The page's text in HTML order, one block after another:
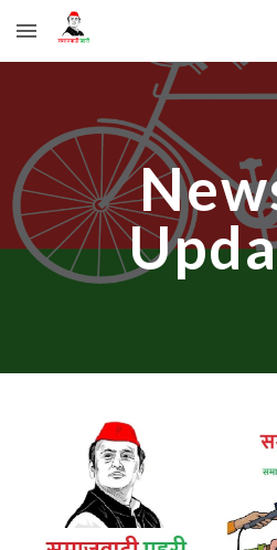
Skip to main content